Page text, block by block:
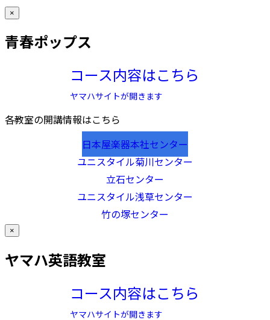
×
青春ポップス
コース内容はこちら
ヤマハサイトが開きます
各教室の開講情報はこちら
日本屋楽器本社センター
ユニスタイル菊川センター
立石センター
ユニスタイル浅草センター
竹の塚センター
×
ヤマハ英語教室
コース内容はこちら
ヤマハサイトが開きます